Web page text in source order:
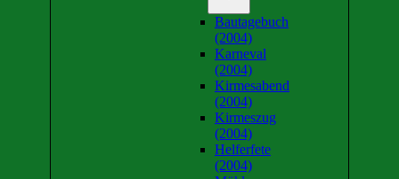
Bautagebuch
(2004)
Karneval
(2004)
Kirmesabend
(2004)
Kirmeszug
(2004)
Helferfete
(2004)